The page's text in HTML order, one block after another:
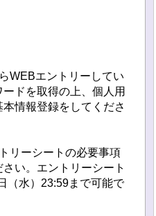
WEBエントリーしてい
ドを取得の上、個人用
情報登録をしてくださ
リーシートの必要事項
い。エントリーシート
（水）23:59まで可能で